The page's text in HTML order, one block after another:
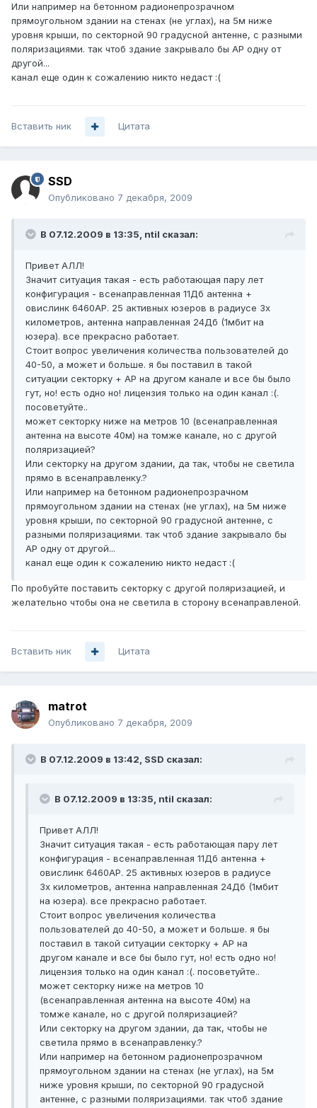
Или например на бетонном радионепрозрачном
прямоугольном здании на стенах (не углах), на 5м ниже
уровня крыши, по секторной 90 градусной антенне, с разными
поляризациями. так чтоб здание закрывало бы АР одну от
другой...
канал еще один к сожалению никто недаст :(
Вставить ник Цитата
SSD
Опубликовано 7 декабря, 2009
В 07.12.2009 в 13:35, ntil сказал:
Привет АЛЛ!
Значит ситуация такая - есть работающая пару лет
конфигурация - всенаправленная 11Дб антенна +
овислинк 6460АР. 25 активных юзеров в радиусе 3х
километров, антенна направленная 24Дб (1мбит на
юзера). все прекрасно работает.
Стоит вопрос увеличения количества пользователей до
40-50, а может и больше. я бы поставил в такой
ситуации секторку + АР на другом канале и все бы было
гут, но! есть одно но! лицензия только на один канал :(.
посоветуйте..
может секторку ниже на метров 10 (всенаправленная
антенна на высоте 40м) на томже канале, но с другой
поляризацией?
Или секторку на другом здании, да так, чтобы не светила
прямо в всенаправленку.?
Или например на бетонном радионепрозрачном
прямоугольном здании на стенах (не углах), на 5м ниже
уровня крыши, по секторной 90 градусной антенне, с
разными поляризациями. так чтоб здание закрывало бы
АР одну от другой...
канал еще один к сожалению никто недаст :(
По пробуйте поставить секторку с другой поляризацией, и
желательно чтобы она не светила в сторону всенаправленой.
Вставить ник Цитата
matrot
Опубликовано 7 декабря, 2009
В 07.12.2009 в 13:42, SSD сказал:
В 07.12.2009 в 13:35, ntil сказал:
Привет АЛЛ!
Значит ситуация такая - есть работающая пару лет
конфигурация - всенаправленная 11Дб антенна +
овислинк 6460АР. 25 активных юзеров в радиусе
3х километров, антенна направленная 24Дб (1мбит
на юзера). все прекрасно работает.
Стоит вопрос увеличения количества
пользователей до 40-50, а может и больше. я бы
поставил в такой ситуации секторку + АР на
другом канале и все бы было гут, но! есть одно но!
лицензия только на один канал :(. посоветуйте..
может секторку ниже на метров 10
(всенаправленная антенна на высоте 40м) на
томже канале, но с другой поляризацией?
Или секторку на другом здании, да так, чтобы не
светила прямо в всенаправленку.?
Или например на бетонном радионепрозрачном
прямоугольном здании на стенах (не углах), на 5м
ниже уровня крыши, по секторной 90 градусной
антенне, с разными поляризациями. так чтоб здание